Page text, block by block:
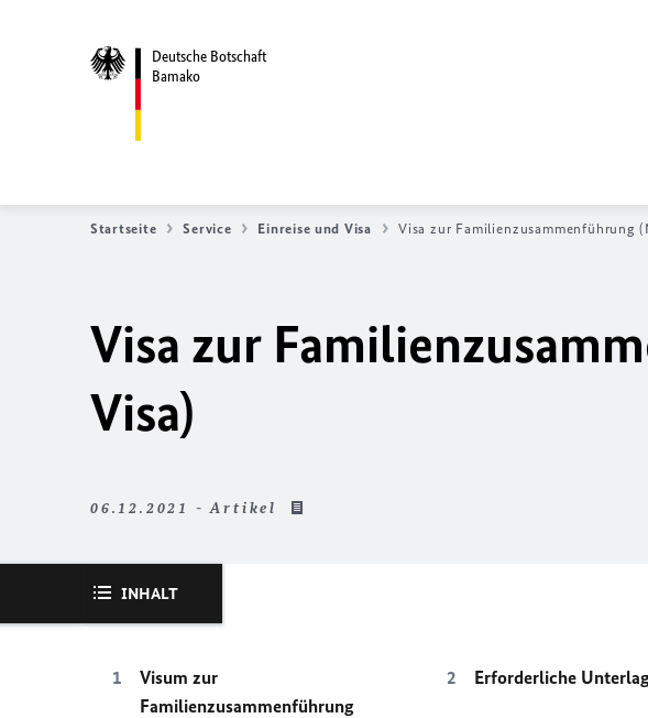
Deutsche Botschaft
Bamako
Startseite Service Einreise und Visa Visa zur Familienzusammenführung
Visa zur
Visa)
06.12.2021 - Artikel
INHALT
Visum zur
Familienzusammenführung
Erforderliche